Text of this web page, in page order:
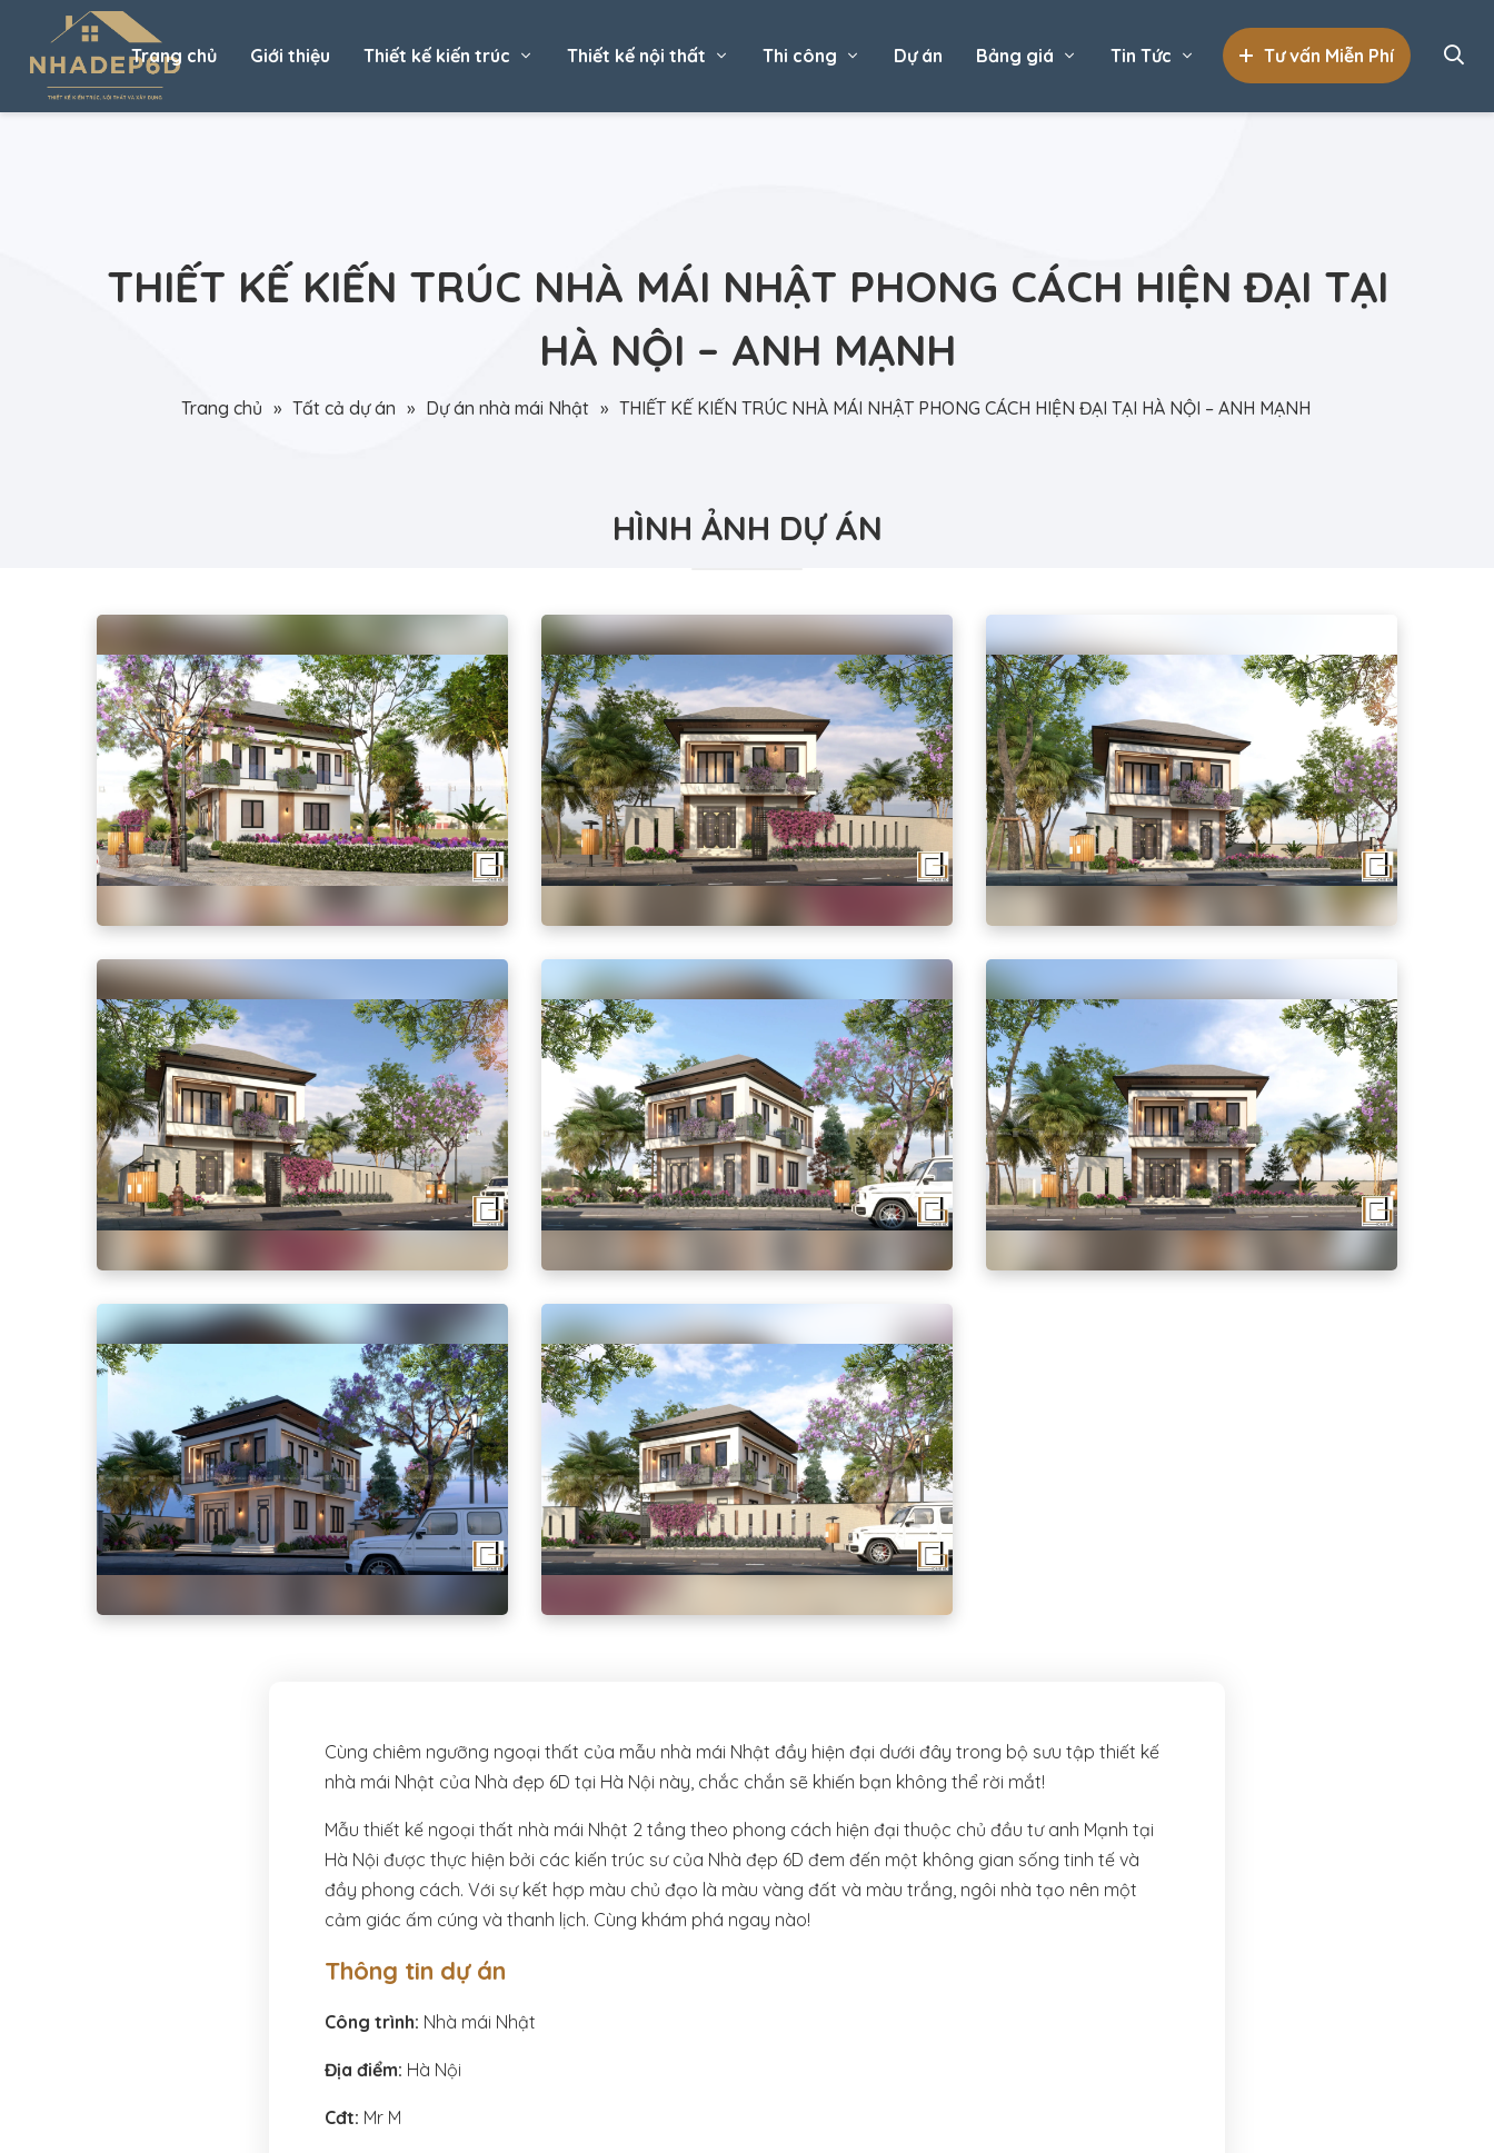
Trang chủ Giới thiệu Thiết kế kiến trúc Thiết kế nội thất Thi công Dự án Bảng giá Tin Tức Tư vấn Miễn Phí
THIẾT KẾ KIẾN TRÚC NHÀ MÁI NHẬT PHONG CÁCH HIỆN ĐẠI TẠI
HÀ NỘI – ANH MẠNH
Trang chủ » Tất cả dự án » Dự án nhà mái Nhật » THIẾT KẾ KIẾN TRÚC NHÀ MÁI NHẬT PHONG CÁCH HIỆN ĐẠI TẠI HÀ NỘI – ANH MẠNH
HÌNH ẢNH DỰ ÁN
Cùng chiêm ngưỡng ngoại thất của mẫu nhà mái Nhật đầy hiện đại dưới đây trong bộ sưu tập thiết kế
nhà mái Nhật của Nhà đẹp 6D tại Hà Nội này, chắc chắn sẽ khiến bạn không thể rời mắt!
Mẫu thiết kế ngoại thất nhà mái Nhật 2 tầng theo phong cách hiện đại thuộc chủ đầu tư anh Mạnh tại
Hà Nội được thực hiện bởi các kiến trúc sư của Nhà đẹp 6D đem đến một không gian sống tinh tế và
đầy phong cách. Với sự kết hợp màu chủ đạo là màu vàng đất và màu trắng, ngôi nhà tạo nên một
cảm giác ấm cúng và thanh lịch. Cùng khám phá ngay nào!
Thông tin dự án
Công trình: Nhà mái Nhật
Địa điểm: Hà Nội
Cđt: Mr M